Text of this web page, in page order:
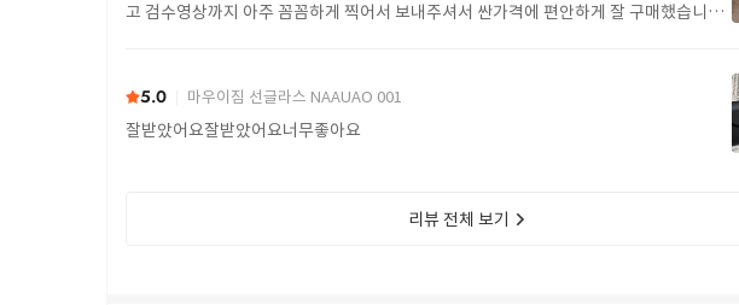
고 검수영상까지 아주 꼼꼼하게 찍어서 보내주셔서 싼가격에 편안하게 잘 구매했습니다.
5.0 마우이짐 선글라스 NAAUAO 001
잘받았어요잘받았어요너무좋아요
리뷰 전체 보기